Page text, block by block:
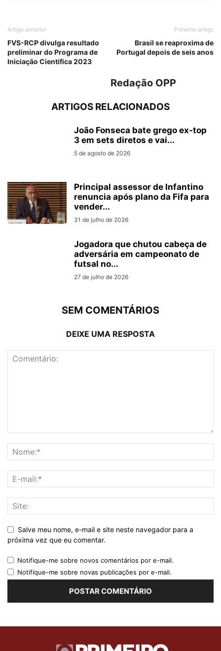
Artigo anterior
FVS-RCP divulga resultado
preliminar do Programa de
Iniciação Científica 2023
Próximo artigo
Brasil se reaproxima de
Portugal depois de seis anos
Redação OPP
ARTIGOS RELACIONADOS
João Fonseca bate grego ex-top
3 em sets diretos e vai...
5 de agosto de 2026
Principal assessor de Infantino
renuncia após plano da Fifa para
vender...
31 de julho de 2026
Jogadora que chutou cabeça de
adversária em campeonato de
futsal no...
27 de julho de 2026
SEM COMENTÁRIOS
DEIXE UMA RESPOSTA
Salve meu nome, e-mail e site neste navegador para a
próxima vez que eu comentar.
Notifique-me sobre novos comentários por e-mail.
Notifique-me sobre novas publicações por e-mail.